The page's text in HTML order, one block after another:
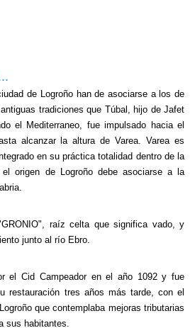
de Logroño han de asociarse a los de
tradiciones que Túbal, hijo de Jafet
el Mediterraneo, fue impulsado hacia el
alcanzar la altura de Varea. Varea es
en su práctica totalidad dentro de la
el origen de Logroño debe asociarse a la
raíz celta que significa vado, y
junto al río Ebro.
el Cid Campeador en el año 1092 y fue
restauración tres años más tarde, con el
que contemplaba mejoras tributarias
sus habitantes.